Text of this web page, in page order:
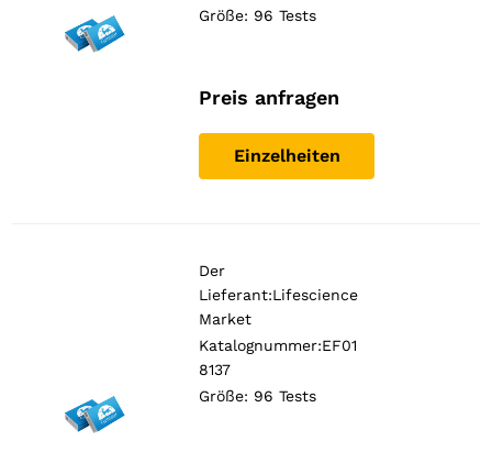
Größe: 96 Tests
Preis anfragen
Einzelheiten
Der
Lieferant:Lifescience
Market
Katalognummer:EF01
8137
Größe: 96 Tests